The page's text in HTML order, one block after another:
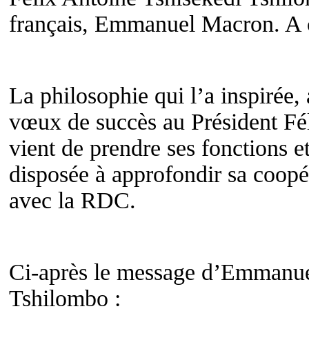
français, Emmanuel Macron.
La philosophie qui l’a
vœux de succès au Président
vient de prendre ses fonctions
disposée à approfondir sa
avec la RDC.
Ci-après le message
Tshilombo :